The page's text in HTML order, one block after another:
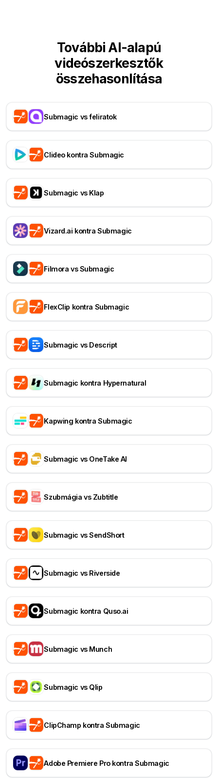
További AI-alapú
videószerkesztők
összehasonlítása
Submagic vs feliratok
Clideo kontra Submagic
Submagic vs Klap
Vizard.ai kontra Submagic
Filmora vs Submagic
FlexClip kontra Submagic
Submagic vs Descript
Submagic kontra Hypernatural
Kapwing kontra Submagic
Submagic vs OneTake AI
Szubmágia vs Zubtitle
Submagic vs SendShort
Submagic vs Riverside
Submagic kontra Quso.ai
Submagic vs Munch
Submagic vs Qlip
ClipChamp kontra Submagic
Adobe Premiere Pro kontra Submagic